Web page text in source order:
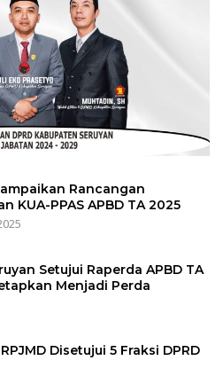
Rancangan
KUA-PPAS APBD TA 2025
Setujui Raperda APBD TA
Menjadi Perda
Disetujui 5 Fraksi DPRD